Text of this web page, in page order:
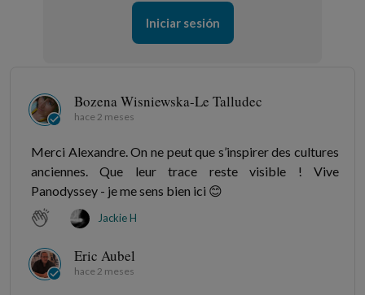
Iniciar sesión
Bozena Wisniewska-Le Talludec
hace 2 meses
Merci Alexandre. On ne peut que s’inspirer des cultures
anciennes. Que leur trace reste visible ! Vive
Panodyssey - je me sens bien ici 😊
Jackie H
Eric Aubel
hace 2 meses